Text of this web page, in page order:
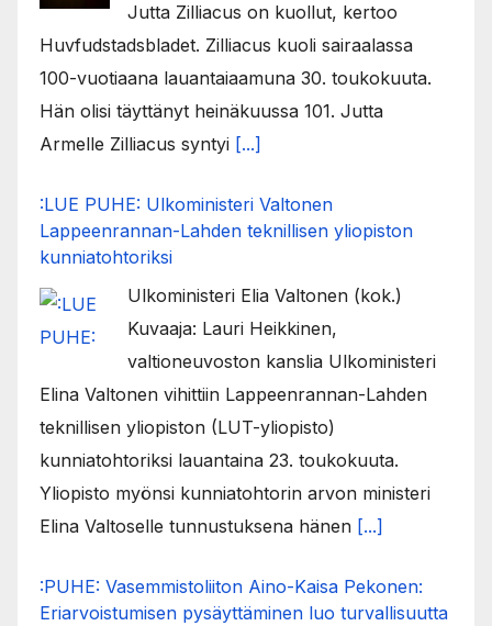
Jutta Zilliacus on kuollut, kertoo
Huvfudstadsbladet. Zilliacus kuoli sairaalassa
100-vuotiaana lauantaiaamuna 30. toukokuuta.
Hän olisi täyttänyt heinäkuussa 101. Jutta
Armelle Zilliacus syntyi [...]
:LUE PUHE: Ulkoministeri Valtonen
Lappeenrannan-Lahden teknillisen yliopiston
kunniatohtoriksi
Ulkoministeri Elia Valtonen (kok.)
Kuvaaja: Lauri Heikkinen,
valtioneuvoston kanslia Ulkoministeri
Elina Valtonen vihittiin Lappeenrannan-Lahden
teknillisen yliopiston (LUT-yliopisto)
kunniatohtoriksi lauantaina 23. toukokuuta.
Yliopisto myönsi kunniatohtorin arvon ministeri
Elina Valtoselle tunnustuksena hänen [...]
:PUHE: Vasemmistoliiton Aino-Kaisa Pekonen:
Eriarvoistumisen pysäyttäminen luo turvallisuutta